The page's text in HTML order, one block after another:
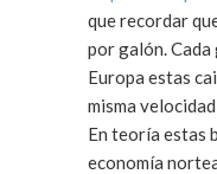
que recordar
por galón. Cada galón son 3.78 litros. En
Europa estas
misma
En teoría estas
economía